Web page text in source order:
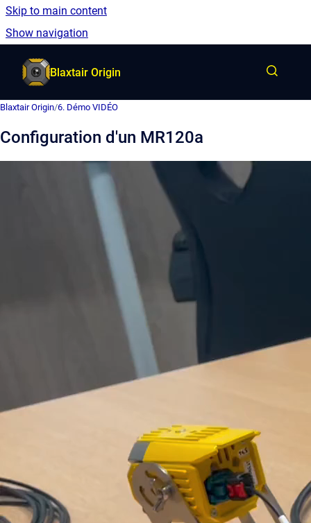
Skip to main content
Show navigation
Go to homepage
Blaxtair Origin
Blaxtair Origin/6. Démo VIDÉO
Configuration d'un MR120a